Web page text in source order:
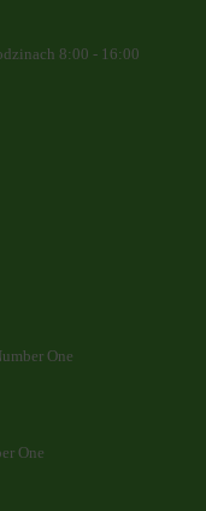
8:00 - 16:00
One
One